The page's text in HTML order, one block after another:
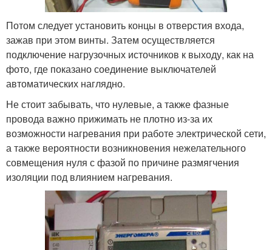
Потом следует установить концы в отверстия входа,
зажав при этом винты. Затем осуществляется
подключение нагрузочных источников к выходу, как на
фото, где показано соединение выключателей
автоматических наглядно.
Не стоит забывать, что нулевые, а также фазные
провода важно прижимать не плотно из-за их
возможности нагревания при работе электрической сети,
а также вероятности возникновения нежелательного
совмещения нуля с фазой по причине размягчения
изоляции под влиянием нагревания.